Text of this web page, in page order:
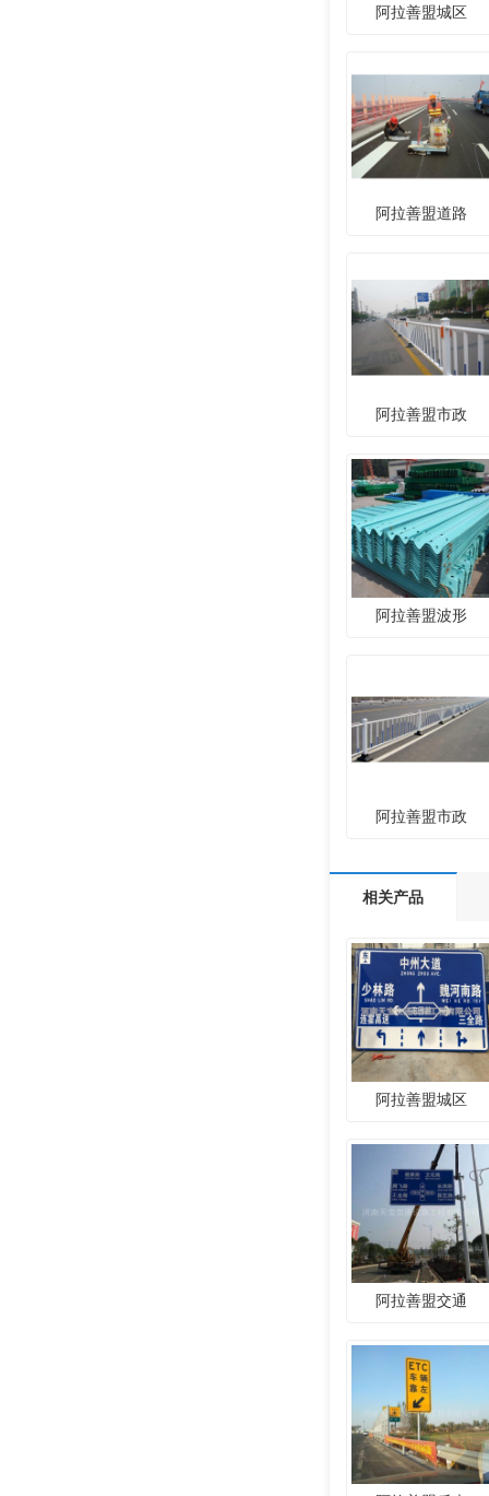
阿拉善盟城区
阿拉善盟道路
阿拉善盟市政
阿拉善盟波形
阿拉善盟市政
相关产品
阿拉善盟城区
阿拉善盟交通